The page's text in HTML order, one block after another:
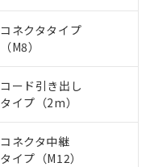
コネクタタイプ
（M8）
コード引き出し
タイプ（2m）
コネクタ中継
タイプ（M12）